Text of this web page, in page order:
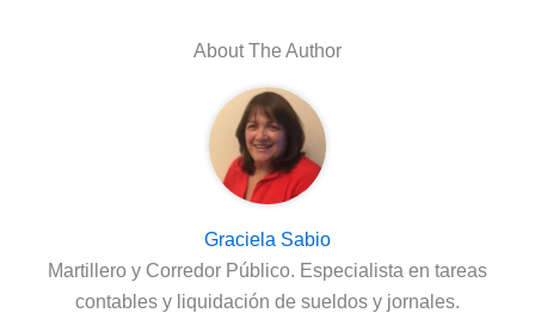
About The Author
Graciela Sabio
Martillero y Corredor Público. Especialista en tareas
contables y liquidación de sueldos y jornales.